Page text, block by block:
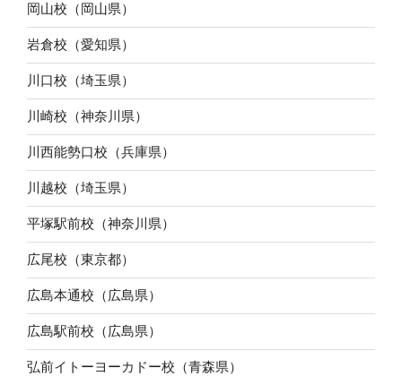
岡山校（岡山県）
岩倉校（愛知県）
川口校（埼玉県）
川崎校（神奈川県）
川西能勢口校（兵庫県）
川越校（埼玉県）
平塚駅前校（神奈川県）
広尾校（東京都）
広島本通校（広島県）
広島駅前校（広島県）
弘前イトーヨーカドー校（青森県）